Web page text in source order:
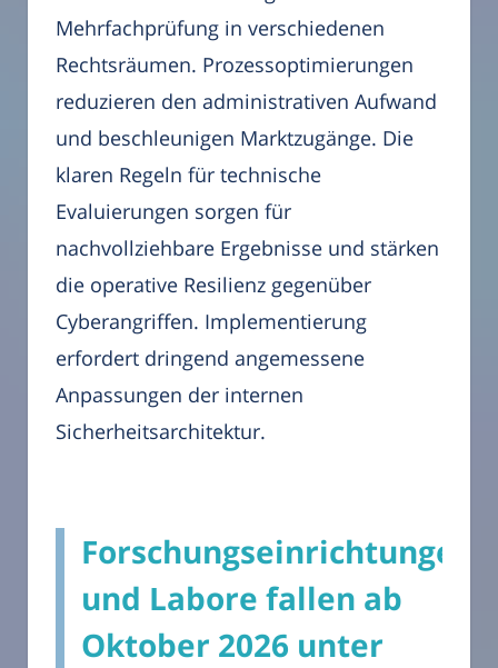
Mehrfachprüfung in verschiedenen
Rechtsräumen. Prozessoptimierungen
reduzieren den administrativen Aufwand
und beschleunigen Marktzugänge. Die
klaren Regeln für technische
Evaluierungen sorgen für
nachvollziehbare Ergebnisse und stärken
die operative Resilienz gegenüber
Cyberangriffen. Implementierung
erfordert dringend angemessene
Anpassungen der internen
Sicherheitsarchitektur.
Forschungseinrichtungen
und Labore fallen ab
Oktober 2026 unter